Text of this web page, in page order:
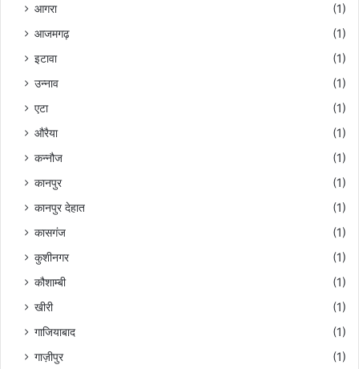
आगरा
(1)
आजमगढ़
(1)
इटावा
(1)
उन्नाव
(1)
एटा
(1)
औरैया
(1)
कन्नौज
(1)
कानपुर
(1)
कानपुर देहात
(1)
कासगंज
(1)
कुशीनगर
(1)
कौशाम्बी
(1)
खीरी
(1)
गाजियाबाद
(1)
गाज़ीपुर
(1)